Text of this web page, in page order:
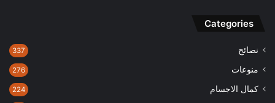
Categories
نصائح 337
منوعات 276
كمال الاجسام 224